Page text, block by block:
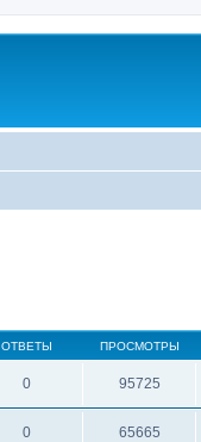
ОТВЕТЫ ПРОСМОТРЫ
0 95725
0 65665